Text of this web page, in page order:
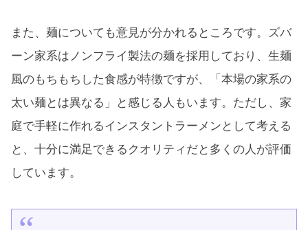
また、麺についても意見が分かれるところです。ズバ
ーン家系はノンフライ製法の麺を採用しており、生麺
風のもちもちした食感が特徴ですが、「本場の家系の
太い麺とは異なる」と感じる人もいます。ただし、家
庭で手軽に作れるインスタントラーメンとして考える
と、十分に満足できるクオリティだと多くの人が評価
しています。